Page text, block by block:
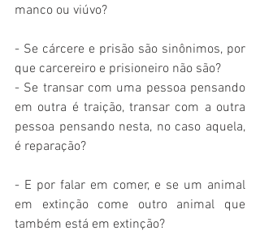
manco ou viúvo?
- Se cárcere e prisão são sinônimos, por
que carcereiro e prisioneiro não são?
- Se transar com uma pessoa pensando
em outra é traição, transar com a outra
pessoa pensando nesta, no caso aquela,
é reparação?
- E por falar em comer, e se um animal
em extinção come outro animal que
também está em extinção?